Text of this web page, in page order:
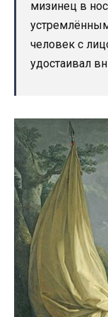
мизинец в
человек с
удостаивал